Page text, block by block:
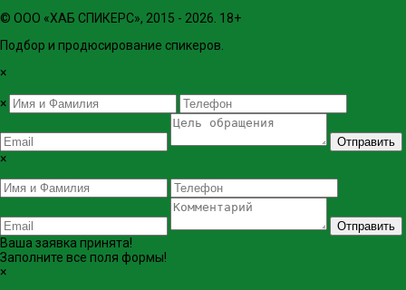
© ООО «ХАБ СПИКЕРС», 2015 - 2026. 18+
Подбор и продюсирование спикеров.
×
×
Отправить
×
Отправить
Ваша заявка принята!
Заполните все поля формы!
×